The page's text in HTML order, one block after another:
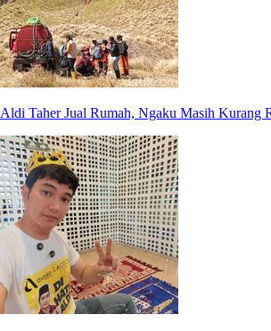
Aldi Taher Jual Rumah, Ngaku Masih Kurang